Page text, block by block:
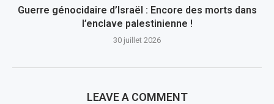
Guerre génocidaire d’Israël : Encore des morts dans
l’enclave palestinienne !
30 juillet 2026
LEAVE A COMMENT